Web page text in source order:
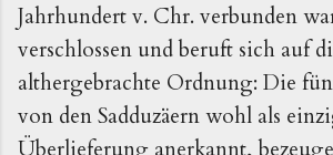
Jahrhundert v. Chr. verbunden
verschlossen und beruft sich auf
althergebrachte Ordnung: Die
von den Sadduzäern wohl als
Überlieferung anerkannt,